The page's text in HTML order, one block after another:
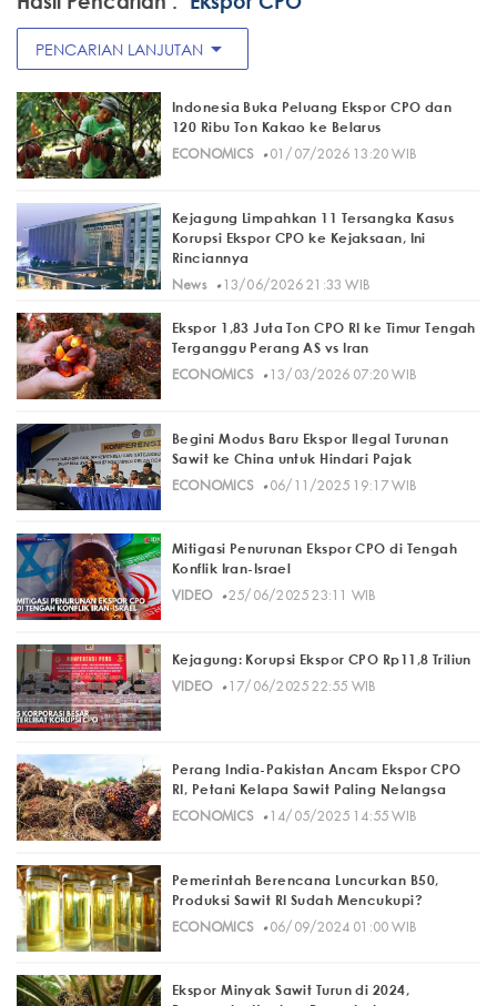
PENCARIAN LANJUTAN arrow_drop_down
Indonesia Buka Peluang Ekspor CPO dan
120 Ribu Ton Kakao ke Belarus
ECONOMICS· 01/07/2026 13:20 WIB
Kejagung Limpahkan 11 Tersangka Kasus
Korupsi Ekspor CPO ke Kejaksaan, Ini
Rinciannya
News· 13/06/2026 21:33 WIB
Ekspor 1,83 Juta Ton CPO RI ke Timur Tengah
Terganggu Perang AS vs Iran
ECONOMICS· 13/03/2026 07:20 WIB
Begini Modus Baru Ekspor Ilegal Turunan
Sawit ke China untuk Hindari Pajak
ECONOMICS· 06/11/2025 19:17 WIB
Mitigasi Penurunan Ekspor CPO di Tengah
Konflik Iran-Israel
VIDEO· 25/06/2025 23:11 WIB
Kejagung: Korupsi Ekspor CPO Rp11,8 Triliun
VIDEO· 17/06/2025 22:55 WIB
Perang India-Pakistan Ancam Ekspor CPO
RI, Petani Kelapa Sawit Paling Nelangsa
ECONOMICS· 14/05/2025 14:55 WIB
Pemerintah Berencana Luncurkan B50,
Produksi Sawit RI Sudah Mencukupi?
ECONOMICS· 06/09/2024 01:00 WIB
Ekspor Minyak Sawit Turun di 2024,